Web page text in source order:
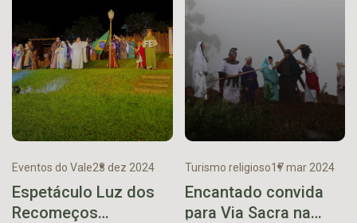
Eventos do Vale23 dez 2024
Espetáculo Luz dos
Recomeços
Turismo religioso17 mar 2024
Encantado convida
para Via Sacra na